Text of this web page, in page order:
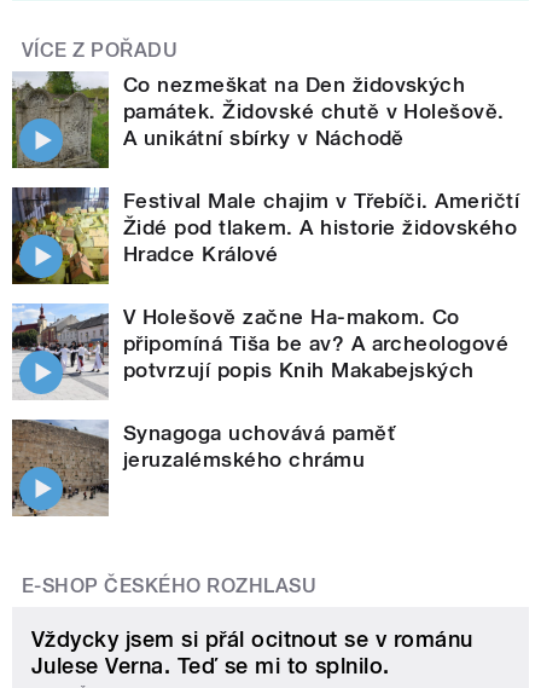
VÍCE Z POŘADU
Co nezmeškat na Den židovských
památek. Židovské chutě v Holešově.
A unikátní sbírky v Náchodě
Festival Male chajim v Třebíči. Američtí
Židé pod tlakem. A historie židovského
Hradce Králové
V Holešově začne Ha-makom. Co
připomíná Tiša be av? A archeologové
potvrzují popis Knih Makabejských
Synagoga uchovává paměť
jeruzalémského chrámu
E-SHOP ČESKÉHO ROZHLASU
Vždycky jsem si přál ocitnout se v románu
Julese Verna. Teď se mi to splnilo.